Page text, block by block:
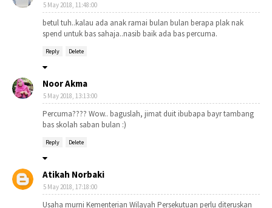
5 May 2018, 11:48:00
betul tuh..kalau ada anak ramai bulan bulan berapa plak nak
spend untuk bas sahaja..nasib baik ada bas percuma.
Reply Delete
Noor Akma
5 May 2018, 13:13:00
Percuma???? Wow.. baguslah, jimat duit ibubapa bayr tambang
bas skolah saban bulan :)
Reply Delete
Atikah Norbaki
5 May 2018, 17:18:00
Usaha murni Kementerian Wilayah Persekutuan perlu diteruskan